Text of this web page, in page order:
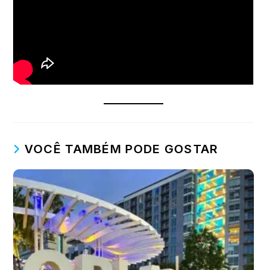
VOCÊ TAMBÉM PODE GOSTAR